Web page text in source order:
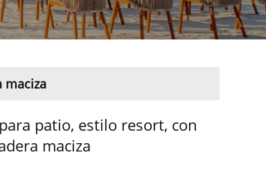
maciza
patio, estilo resort, con
maciza